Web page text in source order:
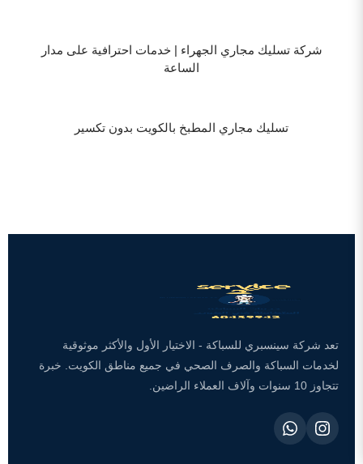
شركة تسليك مجاري الجهراء | خدمات احترافية على مدار
الساعة
تسليك مجاري المطبخ بالكويت بدون تكسير
تعد شركة سينسبري للسباكة - الاختيار الأول والأكثر موثوقية
لخدمات السباكة والصرف الصحي في جميع مناطق الكويت. خبرة
تتجاوز 10 سنوات وآلاف العملاء الراضين.